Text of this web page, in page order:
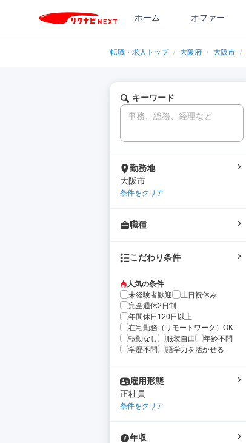
ホーム オファー
転職・求人トップ / 大阪府 / 大阪市 /
キーワード
勤務地
大阪市
条件をクリア
職種
こだわり条件
人気の条件
未経験者歓迎
土日祝休み
完全週休2日制
年間休日120日以上
在宅勤務（リモートワーク）OK
転勤なし
服装自由
年齢不問
学歴不問
語学力を活かせる
雇用形態
正社員
条件をクリア
年収